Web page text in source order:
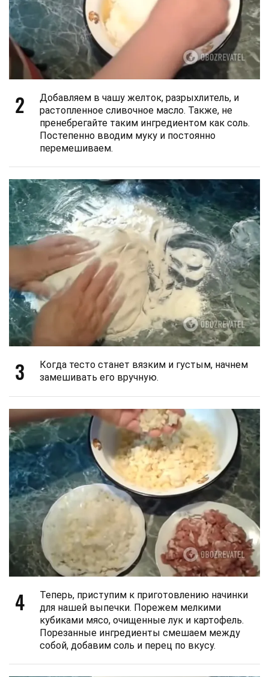
2
Добавляем в чашу желток, разрыхлитель, и
растопленное сливочное масло. Также, не
пренебрегайте таким ингредиентом как соль.
Постепенно вводим муку и постоянно
перемешиваем.
3
Когда тесто станет вязким и густым, начнем
замешивать его вручную.
4
Теперь, приступим к приготовлению начинки
для нашей выпечки. Порежем мелкими
кубиками мясо, очищенные лук и картофель.
Порезанные ингредиенты смешаем между
собой, добавим соль и перец по вкусу.